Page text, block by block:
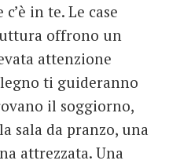
in te. Le case
offrono un
attenzione
legno ti guideranno
il soggiorno,
sala da pranzo, una
attrezzata. Una